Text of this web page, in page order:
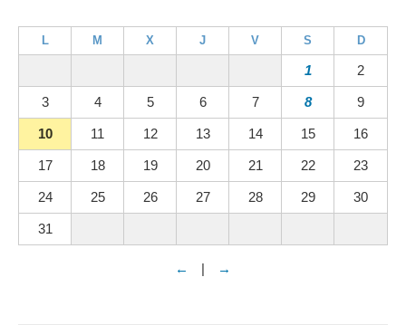
L M X J V S D
1 2
3 4 5 6 7 8 9
10 11 12 13 14 15 16
17 18 19 20 21 22 23
24 25 26 27 28 29 30
31
← | →